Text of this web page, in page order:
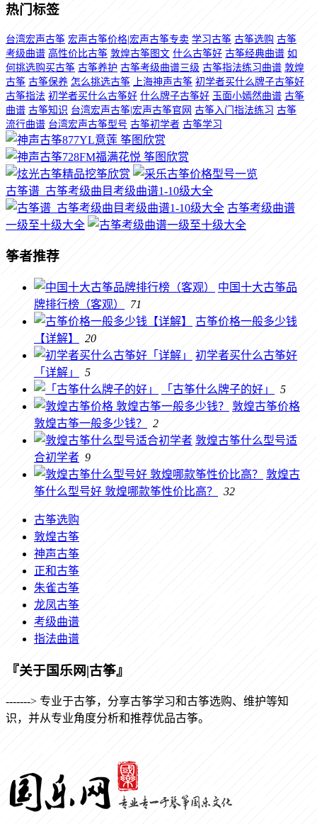
热门标签
台湾宏声古筝 宏声古筝价格|宏声古筝专卖 学习古筝 古筝选购 古筝
考级曲谱 高性价比古筝 敦煌古筝图文 什么古筝好 古筝经典曲谱 如
何挑选购买古筝 古筝养护 古筝考级曲谱三级 古筝指法练习曲谱 敦煌
古筝 古筝保养 怎么挑选古筝 上海神声古筝 初学者买什么牌子古筝好
古筝指法 初学者买什么古筝好 什么牌子古筝好 玉面小嫣然曲谱 古筝
曲谱 古筝知识 台湾宏声古筝|宏声古筝官网 古筝入门指法练习 古筝
流行曲谱 台湾宏声古筝型号 古筝初学者 古筝学习
古筝谱_古筝考级曲目考级曲谱1-10级大全
古筝考级曲谱
一级至十级大全
筝者推荐
中国十大古筝品
牌排行榜（客观）
71
古筝价格一般多少钱
【详解】
20
初学者买什么古筝好
「详解」
5
「古筝什么牌子的好」
5
敦煌古筝价格
敦煌古筝一般多少钱？
2
敦煌古筝什么型号适
合初学者 9
敦煌古
筝什么型号好 敦煌哪款筝性价比高？
32
古筝选购
敦煌古筝
神声古筝
正和古筝
朱雀古筝
龙凤古筝
考级曲谱
指法曲谱
『关于国乐网|古筝』
-------> 专业于古筝，分享古筝学习和古筝选购、维护等知
识，并从专业角度分析和推荐优品古筝。